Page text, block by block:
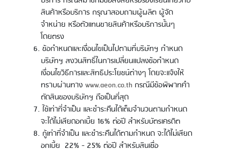
สินค้าหรือบริการ กรุณาสอบถามผู้ผลิต ผู้จัด
จำหน่าย หรือตัวแทนขายสินค้าหรือบริการนั้นๆ
โดยตรง
ข้อกำหนดและเงื่อนไขเป็นไปตามที่บริษัทฯ กำหนด
บริษัทฯ สงวนสิทธิ์ในการเปลี่ยนแปลงข้อกำหนด
เงื่อนไขวิธีการและสิทธิประโยชน์ต่างๆ โดยจะแจ้งให้
ทราบผ่านทาง www.aeon.co.th กรณีมีข้อพิพาทคำ
ตัดสินของบริษัทฯ ถือเป็นที่สุด
ใช้เท่าที่จำเป็น และชำระคืนได้เต็มจำนวนตามกำหนด
จะได้ไม่เสียดอกเบี้ย 16% ต่อปี สำหรับบัตรเครดิต
กู้เท่าที่จำเป็น และชำระคืนได้ตามกำหนด จะได้ไม่เสียด
อกเบี้ย 22% - 25% ต่อปี สำหรับสินเชื่อ